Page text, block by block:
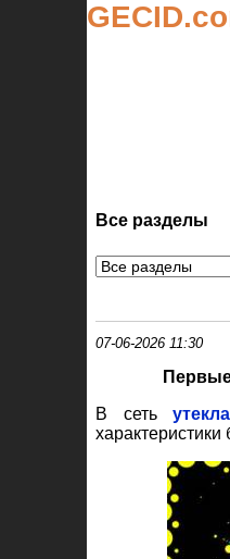
Все разделы
07-06-2026 11:30
В сетьутекла
характеристики